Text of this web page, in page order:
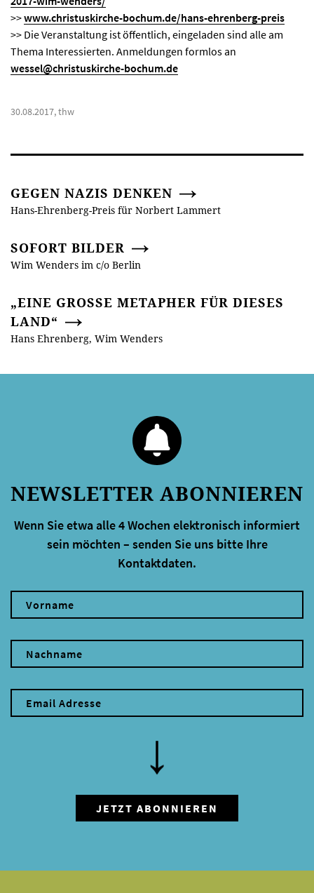
>>www.christuskirche-bochum.de/hans-ehrenberg-preis
>> Die Veranstaltung ist öffentlich, eingeladen sind alle am
Thema Interessierten. Anmeldungen formlos an
wessel@christuskirche-bochum.de
30.08.2017, thw
GEGEN NAZIS DENKEN
Hans-Ehrenberg-Preis für Norbert Lammert
SOFORT BILDER
Wim Wenders im c/o Berlin
„EINE GROSSE METAPHER FÜR DIESES L
AND“
Hans Ehrenberg, Wim Wenders
NEWSLETTER ABONNIEREN
Wenn Sie etwa alle 4 Wochen elektronisch informiert
sein möchten – senden Sie uns bitte Ihre
Kontaktdaten.